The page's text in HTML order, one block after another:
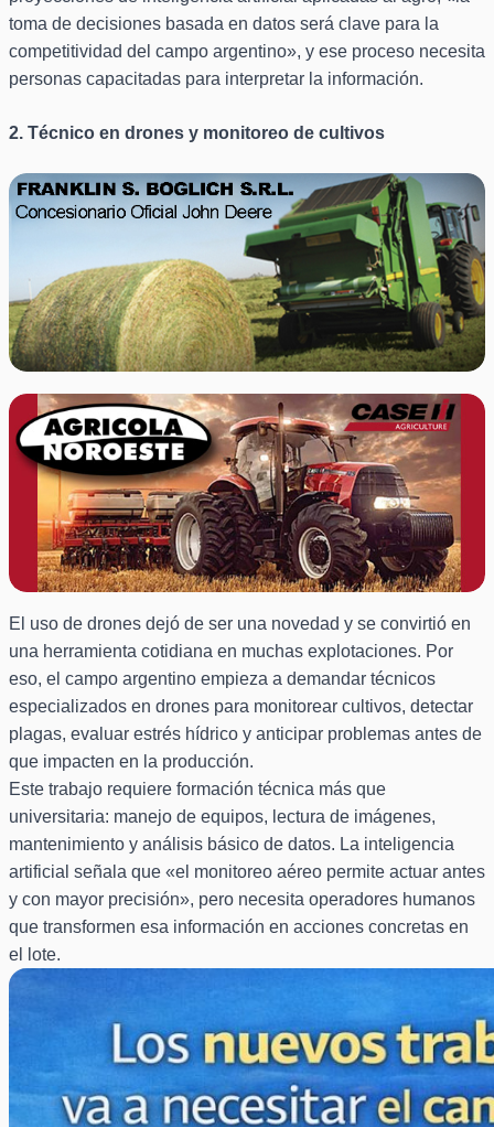
toma de decisiones basada en datos será clave para la
competitividad del campo argentino», y ese proceso necesita
personas capacitadas para interpretar la información.
2. Técnico en drones y monitoreo de cultivos
El uso de drones dejó de ser una novedad y se convirtió en
una herramienta cotidiana en muchas explotaciones. Por
eso, el campo argentino empieza a demandar técnicos
especializados en drones para monitorear cultivos, detectar
plagas, evaluar estrés hídrico y anticipar problemas antes de
que impacten en la producción.
Este trabajo requiere formación técnica más que
universitaria: manejo de equipos, lectura de imágenes,
mantenimiento y análisis básico de datos. La inteligencia
artificial señala que «el monitoreo aéreo permite actuar antes
y con mayor precisión», pero necesita operadores humanos
que transformen esa información en acciones concretas en
el lote.